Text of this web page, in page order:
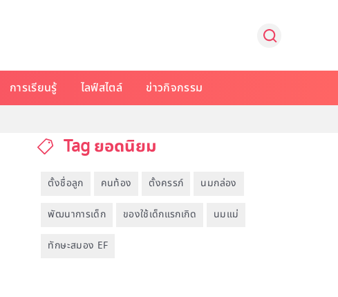
การเรียนรู้ ไลฟ์สไตล์ ข่าวกิจกรรม
Tag ยอดนิยม
ตั้งชื่อลูก คนท้อง ตั้งครรภ์ นมกล่อง
พัฒนาการเด็ก ของใช้เด็กแรกเกิด นมแม่
ทักษะสมอง EF